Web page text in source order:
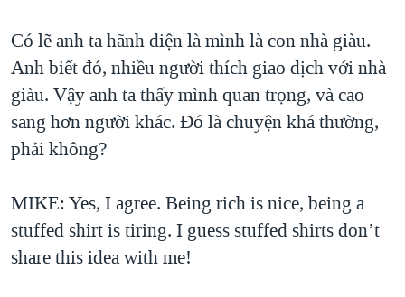
Có lẽ anh ta hãnh diện là mình là con nhà giàu.
Anh biết đó, nhiều người thích giao dịch với nhà
giàu. Vậy anh ta thấy mình quan trọng, và cao
sang hơn người khác. Đó là chuyện khá thường,
phải không?
MIKE: Yes, I agree. Being rich is nice, being a
stuffed shirt is tiring. I guess stuffed shirts don’t
share this idea with me!